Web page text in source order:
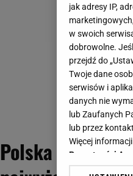
Polska nie
jak adresy IP,
w swoich
dobrowolne.
przejdź do
Twoje dane
serwisów i
danych nie
lub Zaufanych
lub przez
Więcej
Prywatności